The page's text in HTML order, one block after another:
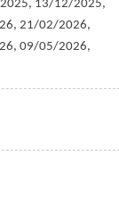
13/12/2025,
21/02/2026,
09/05/2026,